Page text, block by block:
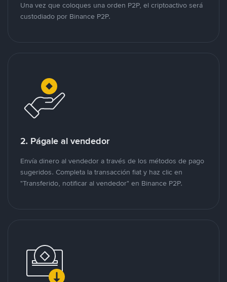
Una vez que coloques una orden P2P, el criptoactivo será
custodiado por Binance P2P.
2. Págale al vendedor
Envía dinero al vendedor a través de los métodos de pago
sugeridos. Completa la transacción fiat y haz clic en
"Transferido, notificar al vendedor" en Binance P2P.